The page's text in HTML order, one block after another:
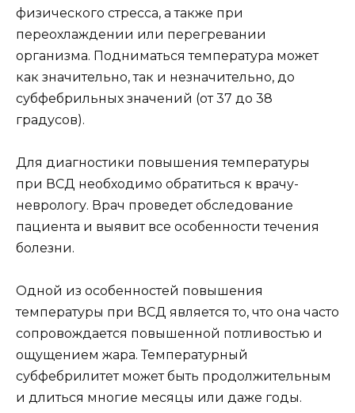
физического стресса, а также при
переохлаждении или перегревании
организма. Подниматься температура может
как значительно, так и незначительно, до
субфебрильных значений (от 37 до 38
градусов).
Для диагностики повышения температуры
при ВСД необходимо обратиться к врачу-
неврологу. Врач проведет обследование
пациента и выявит все особенности течения
болезни.
Одной из особенностей повышения
температуры при ВСД является то, что она часто
сопровождается повышенной потливостью и
ощущением жара. Температурный
субфебрилитет может быть продолжительным
и длиться многие месяцы или даже годы.